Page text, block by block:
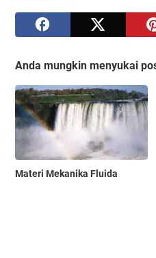
Anda mungkin menyukai
Materi Mekanika Fluida